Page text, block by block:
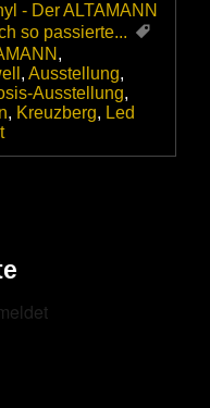
- Der ALTAMANN
so passierte...
,
, Ausstellung,
Ausstellung,
, Kreuzberg, Led
on
noch